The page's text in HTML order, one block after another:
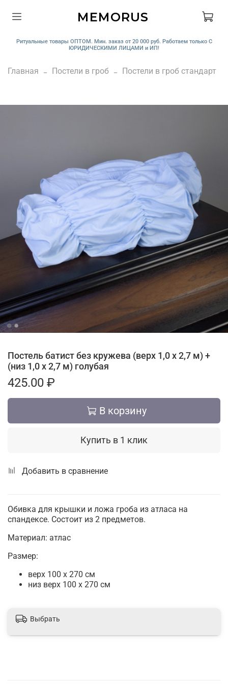
MEMORUS
Ритуальные товары ОПТОМ. Мин. заказ от 20 000 руб. Работаем только С
ЮРИДИЧЕСКИМИ ЛИЦАМИ и ИП!
Главная Постели в гроб Постели в гроб стандарт
Постель батист без кружева (верх 1,0 х 2,7 м) +
(низ 1,0 х 2,7 м) голубая
425.00 ₽
В корзину
Купить в 1 клик
Добавить в сравнение
Обивка для крышки и ложа гроба из атласа на
спандексе. Состоит из 2 предметов.
Материал: атлас
Размер:
верх 100 х 270 см
низ верх 100 х 270 см
Выбрать